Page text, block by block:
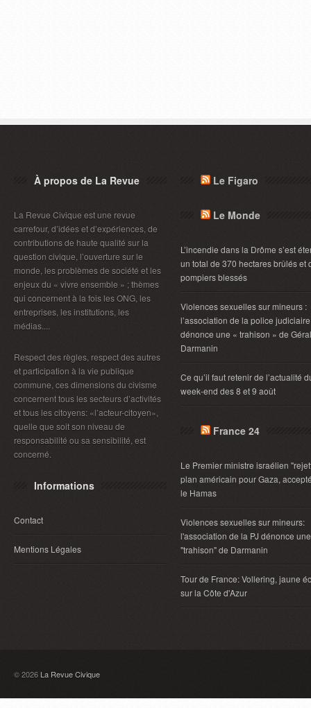
À propos de La Revue
La Revue Civique est une revue
carrefour, d’idées et d’expériences, de
contributions de haute qualité sur la
question civique, l’ouverture sur le
monde, les problèmes de société et les
enjeux du « vivre ensemble » ; thèmes
qui concernent à la fois les ONG, les
entreprises, les institutions, les
médias....
Respect des règles, respect des autres
et participation à la vie publique
commune, ces dimensions du civisme
concernent tous les secteurs d’activités
et tous les citoyens: «l’acteur-citoyen»,
quelle que soit son niveau de
responsabilité ou sa sensibilité, est
concerné.
Informations
Contact
Mentions Légales
Le Figaro
Le Monde
L’incendie dans la Drôme s’est
un total de 370 hectares brûlés et
pompiers blessés
Violences sexuelles sur mineurs :
l’association de la police judiciaire
dénonce une « trahison » de
Darmanin
Ce qu’il faut retenir de l’actualité
week-end des 8 et 9 août
France 24
Le Premier ministre israélien
plan américain pour Gaza,
le Hamas
Violences sexuelles sur mineurs:
l'association de la PJ dénonce une
"trahison" de Darmanin
Tour de France: Vollering, jaune
sur la Côte d'Azur
© 2026 La Revue Civique